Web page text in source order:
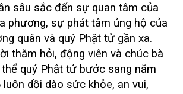
sâu sắc đến sự quan tâm của
phương, sự phát tâm ủng hộ của
quân và quý Phật tử gần xa.
thăm hỏi, động viên và chúc bà
quý Phật tử bước sang năm
luôn dồi dào sức khỏe, an vui,